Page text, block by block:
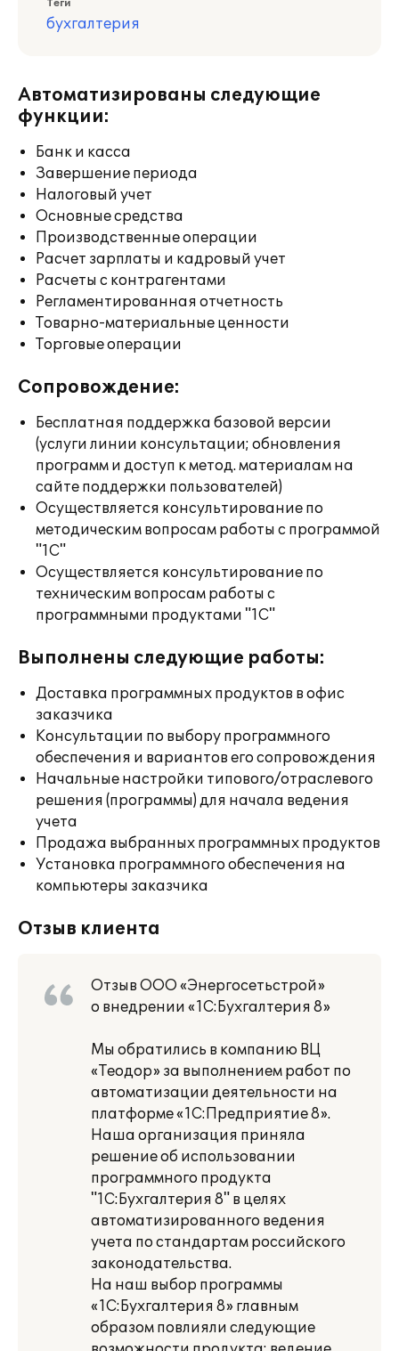
Теги
бухгалтерия
Автоматизированы следующие
функции:
Банк и касса
Завершение периода
Налоговый учет
Основные средства
Производственные операции
Расчет зарплаты и кадровый учет
Расчеты с контрагентами
Регламентированная отчетность
Товарно-материальные ценности
Торговые операции
Сопровождение:
Бесплатная поддержка базовой версии
(услуги линии консультации; обновления
программ и доступ к метод. материалам на
сайте поддержки пользователей)
Осуществляется консультирование по
методическим вопросам работы с программой
"1С"
Осуществляется консультирование по
техническим вопросам работы с
программными продуктами "1С"
Выполнены следующие работы:
Доставка программных продуктов в офис
заказчика
Консультации по выбору программного
обеспечения и вариантов его сопровождения
Начальные настройки типового/отраслевого
решения (программы) для начала ведения
учета
Продажа выбранных программных продуктов
Установка программного обеспечения на
компьютеры заказчика
Отзыв клиента
Отзыв ООО «Энергосетьстрой»
о внедрении «1C:Бухгалтерия 8»
Мы обратились в компанию ВЦ
«Теодор» за выполнением работ по
автоматизации деятельности на
платформе «1С:Предприятие 8».
Наша организация приняла
решение об использовании
программного продукта
"1С:Бухгалтерия 8" в целях
автоматизированного ведения
учета по стандартам российского
законодательства.
На наш выбор программы
«1С:Бухгалтерия 8» главным
образом повлияли следующие